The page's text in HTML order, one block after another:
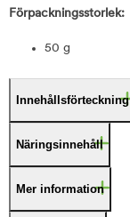
Förpackningsstorlek:
50 g
Innehållsförteckning
Näringsinnehåll
Mer information